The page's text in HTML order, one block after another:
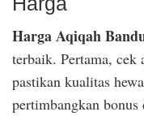
Harga Aqiqah
terbaik. Pertama, cek
pastikan kualitas
pertimbangkan